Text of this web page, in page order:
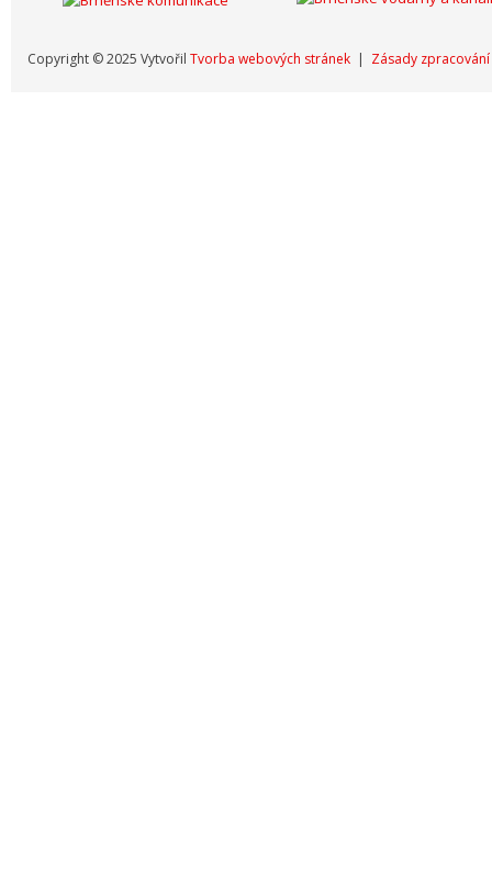
Copyright © 2025 Vytvořil Tvorba webových stránek | Zásady